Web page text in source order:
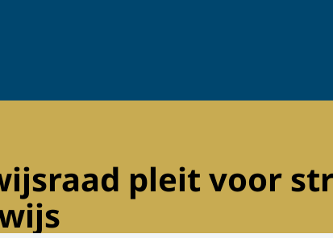
pleit voor